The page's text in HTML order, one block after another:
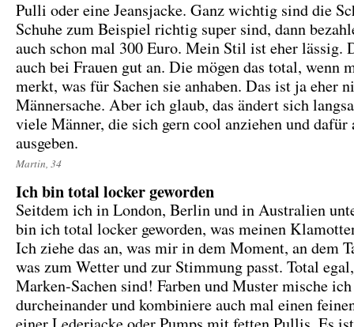
Pulli oder eine Jeansjacke. Ganz wichtig sind die
Schuhe zum Beispiel richtig super sind, dann
auch schon mal 300 Euro. Mein Stil ist eher lässig.
auch bei Frauen gut an. Die mögen das total, wenn
merkt, was für Sachen sie anhaben. Das ist ja eher
Männersache. Aber ich glaub, das ändert sich
viele Männer, die sich gern cool anziehen und dafür
ausgeben.
Martin, 34
Ich bin total locker geworden
Seitdem ich in London, Berlin und in Australien
bin ich total locker geworden, was meinen
Ich ziehe das an, was mir in dem Moment, an dem
was zum Wetter und zur Stimmung passt. Total
Marken-Sachen sind! Farben und Muster mische
durcheinander und kombiniere auch mal einen